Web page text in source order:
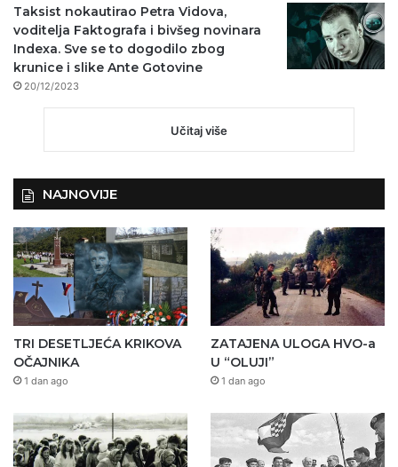
Taksist nokautirao Petra Vidova,
voditelja Faktografa i bivšeg novinara
Indexa. Sve se to dogodilo zbog
krunice i slike Ante Gotovine
20/12/2023
Učitaj više
NAJNOVIJE
TRI DESETLJEĆA KRIKOVA
OČAJNIKA
1 dan ago
ZATAJENA ULOGA HVO-a
U “OLUJI”
1 dan ago